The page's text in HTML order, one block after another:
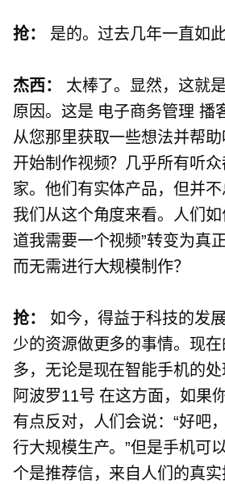
抢： 是的。过去几年一直如此
杰西：
太棒了。显然，这就
原因。这是 电子商务管理 播
从您那里获取一些想法并帮
开始制作视频？几乎所有听
家。他们有实体产品，但并
我们从这个角度来看。人们如
道我需要一个视频”转变为真
而无需进行大规模制作？
抢：
如今，得益于科技的发
少的资源做更多的事情。现
多，无论是现在智能手机的
阿波罗11号 在这方面，如果
有点反对，人们会说：“好吧
行大规模生产。”但是手机可
个是推荐信，来自人们的真